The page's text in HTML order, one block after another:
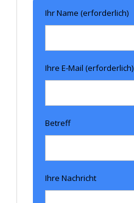
Ihr Name (erforderlich)
Ihre E-Mail (erforderlich)
Betreff
Ihre Nachricht